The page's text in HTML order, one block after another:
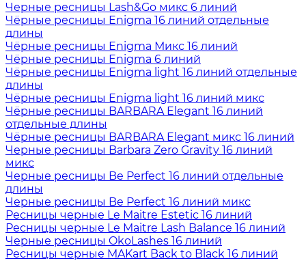
Черные ресницы Lash&Go микс 6 линий
Чёрные ресницы Enigma 16 линий отдельные
длины
Чёрные ресницы Enigma Микс 16 линий
Чёрные ресницы Enigma 6 линий
Чёрные ресницы Enigma light 16 линий отдельные
длины
Чёрные ресницы Enigma light 16 линий микс
Чёрные ресницы BARBARA Elegant 16 линий
отдельные длины
Чёрные ресницы BARBARA Elegant микс 16 линий
Черные ресницы Barbara Zero Gravity 16 линий
микс
Черные ресницы Be Perfect 16 линий отдельные
длины
Черные ресницы Be Perfect 16 линий микс
Ресницы черные Le Maitre Estetic 16 линий
Ресницы черные Le Maitre Lash Balance 16 линий
Черные ресницы OkoLashes 16 линий
Ресницы черные MAKart Back to Black 16 линий